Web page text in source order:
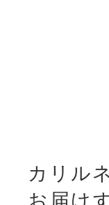
カリル
お届け